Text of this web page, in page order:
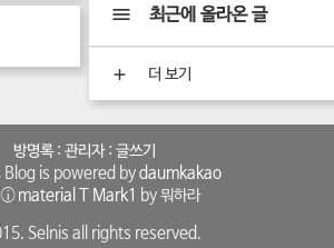
최근에 올라온 글
더 보기
방명록: 관리자: 글쓰기
Blog is powered bydaumkakao
ⓘmaterial T Mark1 by 뭐하라
Selnis all rights reserved.